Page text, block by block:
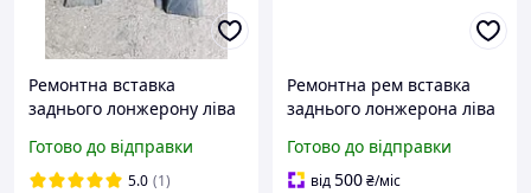
Ремонтна вставка
заднього лонжерону ліва
частина) Daewoo Lanos,
sens (пр. у Україна)
Готово до відправки
5.0 (1)
Ремонтна рем вставка
заднього лонжерона ліва
ВАЗ 2108, 2109, 21099,
2113, 2114, 2115 Україна
Готово до відправки
від500₴/міс